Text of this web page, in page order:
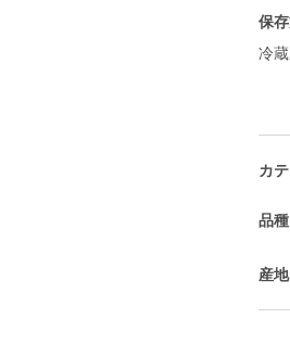
保
冷
カ
品種
産地